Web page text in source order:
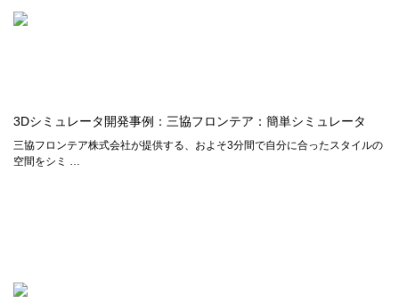
3Dシミュレータ開発事例：三協フロンテア：簡単シミュレータ
三協フロンテア株式会社が提供する、およそ3分間で自分に合ったスタイルの
空間をシミ …